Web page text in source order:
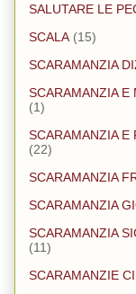
SALUTARE LE
SCALA (15)
SCARAMANZIA
SCARAMANZIA E
(1)
SCARAMANZIA E
(22)
SCARAMANZIA
SCARAMANZIA
SCARAMANZIA
(11)
SCARAMANZIE